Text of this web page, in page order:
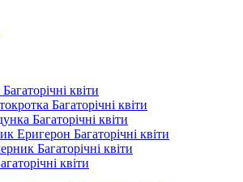
квіти
Багаторічні квіти
Багаторічні квіти
Еригерон Багаторічні квіти
Багаторічні квіти
квіти